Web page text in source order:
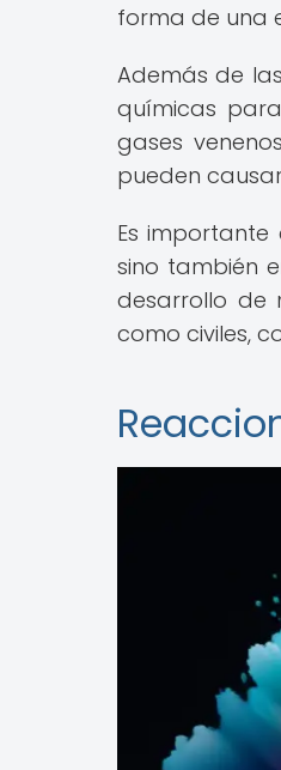
forma de una
Además de
químicas
gases
pueden
Es
sino también
desarrollo de
como civiles,